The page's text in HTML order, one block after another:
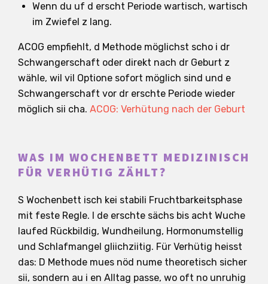
Wenn du uf d erscht Periode wartisch, wartisch
im Zwiefel z lang.
ACOG empfiehlt, d Methode möglichst scho i dr
Schwangerschaft oder direkt nach dr Geburt z
wähle, wil vil Optione sofort möglich sind und e
Schwangerschaft vor dr erschte Periode wieder
möglich sii cha. ACOG: Verhütung nach der Geburt
WAS IM WOCHENBETT MEDIZINISCH
FÜR VERHÜTIG ZÄHLT?
S Wochenbett isch kei stabili Fruchtbarkeitsphase
mit feste Regle. I de erschte sächs bis acht Wuche
laufed Rückbildig, Wundheilung, Hormonumstellig
und Schlafmangel gliichziitig. Für Verhütig heisst
das: D Methode mues nöd nume theoretisch sicher
sii, sondern au i en Alltag passe, wo oft no unruhig